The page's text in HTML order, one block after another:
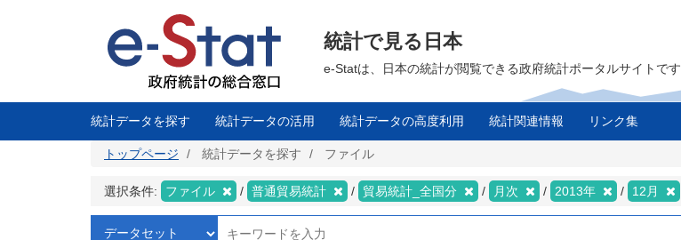
に
統計で見る日本
e-Statは、日本の統計が閲覧できる政府統計ポータルサイトです
統計データを探す 統計データの活用 統計データの高度利用 統計関連情報 リンク集
トップページ 統計データを探す ファイル
選択条件: ファイル 普通貿易統計 貿易統計_全国分 月次 2013年 12月